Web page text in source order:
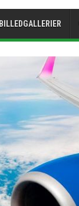
BILLEDGALLERIER